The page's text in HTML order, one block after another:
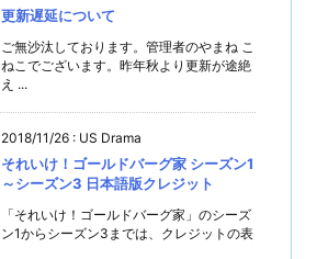
更新遅延について
ご無沙汰しております。管理者のやまね こ
ねこでございます。昨年秋より更新が途絶
え ...
2018/11/26 : US Drama
それいけ！ゴールドバーグ家 シーズン1
～シーズン3 日本語版クレジット
「それいけ！ゴールドバーグ家」のシーズ
ン1からシーズン3までは、クレジットの表